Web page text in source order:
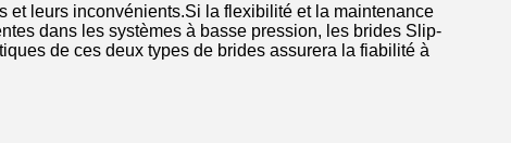
et leurs inconvénients.Si la flexibilité et la maintenance
dans les systèmes à basse pression, les brides Slip-
de ces deux types de brides assurera la fiabilité à